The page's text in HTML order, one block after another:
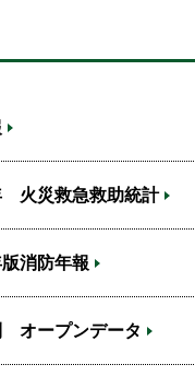
火災救急救助統計
消防年報
オープンデータ